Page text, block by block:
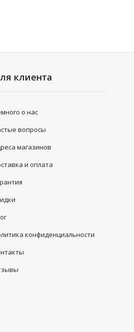
клиента
о нас
вопросы
магазинов
и оплата
конфиденциальности